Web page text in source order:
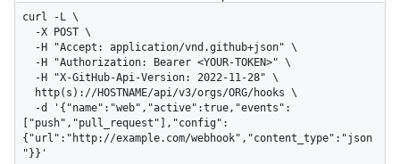
curl -L \
["push","pull_request"],"config":
{"url":"http://example.com/webhook","content_type":"json
"}}'